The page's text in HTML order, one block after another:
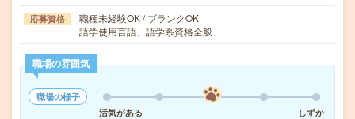
応募資格
職種未経験OK / ブランクOK
語学使用言語、語学系資格全般
職場の雰囲気
職場の様子
活気がある
しずか